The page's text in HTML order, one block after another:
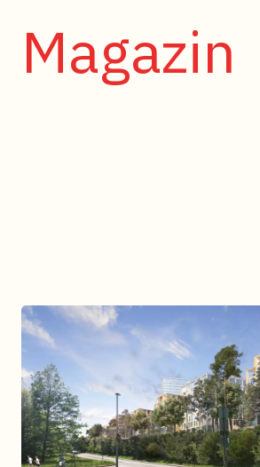
Magazin